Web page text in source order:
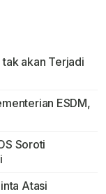
akan Terjadi
ESDM,
Soroti
Atasi